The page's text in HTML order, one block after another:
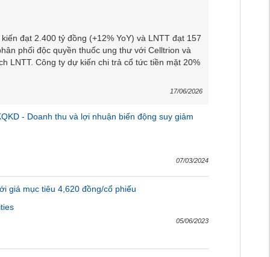
đạt 2.400 tỷ đồng (+12% YoY) và LNTT đạt 157
phối độc quyền thuốc ung thư với Celltrion và
LNTT. Công ty dự kiến chi trả cổ tức tiền mặt 20%
17/06/2026
- Doanh thu và lợi nhuận biến động suy giảm
07/03/2024
giá mục tiêu 4,620 đồng/cổ phiếu
05/06/2023